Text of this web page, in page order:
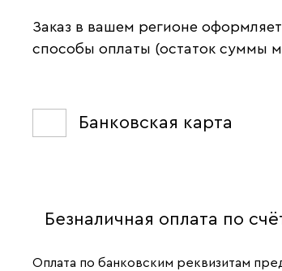
Заказ в вашем регионе
способы оплаты (остаток суммы
Банковская карта
Безналичная оплата по
Оплата по банковским реквизитам